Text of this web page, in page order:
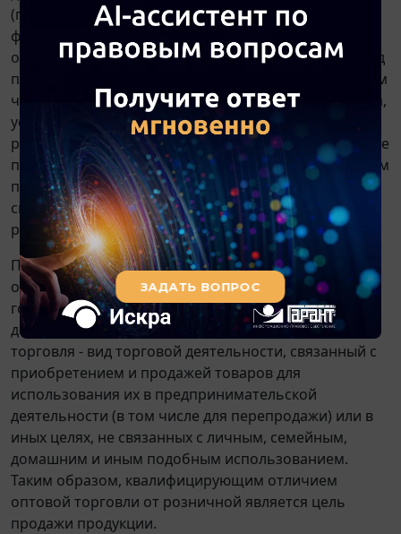
(продажа) или иная передача продукции
физическому лицу для личного потребления на
основании договоров, предусматривающих переход
права собственности на молочную продукцию, в том
числе розничная продажа, безвозмездная передача,
уступка прав, отступное или новация, а также
реализация (продажа) молочной продукции путем ее
продажи по образцам или дистанционным способом
продажи при отгрузке молочной продукции со
склада хранения для доставки потребителю (то есть
реализация в рамках розничной торговли).
При этом согласнопп. 2 ст. 2 Федерального закона
от 28 декабря 2009 г. N 381-ФЗ "Об основах
государственного регулирования торговой
деятельности в Российской Федерации" оптовая
торговля - вид торговой деятельности, связанный с
приобретением и продажей товаров для
использования их в предпринимательской
деятельности (в том числе для перепродажи) или в
иных целях, не связанных с личным, семейным,
домашним и иным подобным использованием.
Таким образом, квалифицирующим отличием
оптовой торговли от розничной является цель
продажи продукции.